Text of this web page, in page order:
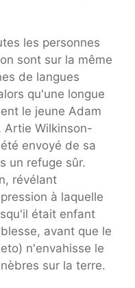
les personnes
sont sur la même
de langues
qu'une longue
le jeune Adam
Artie Wilkinson-
envoyé de sa
un refuge sûr.
révélant
à laquelle
était enfant
avant que le
n'envahisse le
sur la terre.